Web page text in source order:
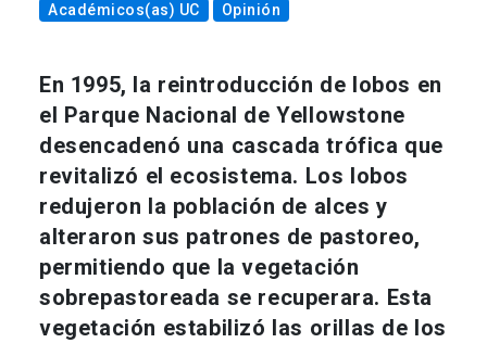
Académicos(as) UC Opinión
En 1995, la reintroducción de lobos en
el Parque Nacional de Yellowstone
desencadenó una cascada trófica que
revitalizó el ecosistema. Los lobos
redujeron la población de alces y
alteraron sus patrones de pastoreo,
permitiendo que la vegetación
sobrepastoreada se recuperara. Esta
vegetación estabilizó las orillas de los